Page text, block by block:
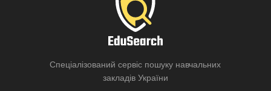
Спеціалізований сервіс пошуку навчальних
закладів України